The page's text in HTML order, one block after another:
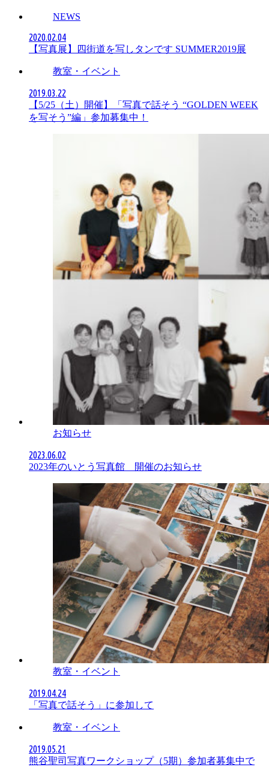
NEWS
2020.02.04
【写真展】四街道を写しタンです SUMMER2019展
教室・イベント
2019.03.22
【5/25（土）開催】「写真で話そう “GOLDEN WEEK
を写そう”編」参加募集中！
お知らせ
2023.06.02
2023年のいとう写真館 開催のお知らせ
教室・イベント
2019.04.24
「写真で話そう」に参加して
教室・イベント
2019.05.21
熊谷聖司写真ワークショップ（5期）参加者募集中で